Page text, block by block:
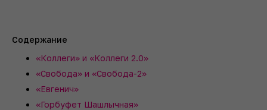
Содержание
«Коллеги» и «Коллеги 2.0»
«Свобода» и «Свобода-2»
«Евгенич»
«Горбуфет Шашлычная»